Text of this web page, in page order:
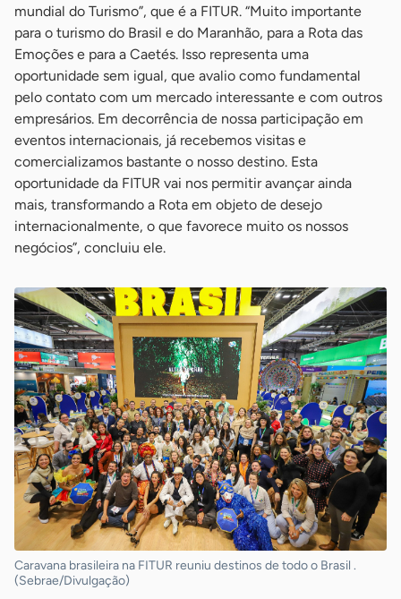
mundial do Turismo”, que é a FITUR. “Muito importante
para o turismo do Brasil e do Maranhão, para a Rota das
Emoções e para a Caetés. Isso representa uma
oportunidade sem igual, que avalio como fundamental
pelo contato com um mercado interessante e com outros
empresários. Em decorrência de nossa participação em
eventos internacionais, já recebemos visitas e
comercializamos bastante o nosso destino. Esta
oportunidade da FITUR vai nos permitir avançar ainda
mais, transformando a Rota em objeto de desejo
internacionalmente, o que favorece muito os nossos
negócios”, concluiu ele.
Caravana brasileira na FITUR reuniu destinos de todo o Brasil .
(Sebrae/Divulgação)